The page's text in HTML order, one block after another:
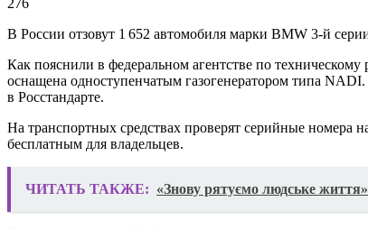
В России отзовут 1 652 автомобиля марки BMW 3-й
Как пояснили в федеральном агентстве по
оснащена одноступенчатым газогенератором типа
в Росстандарте.
На транспортных средствах проверят серийные номера
бесплатным для владельцев.
ЧИТАТЬ ТАКЖЕ: «Знову рятуємо людське